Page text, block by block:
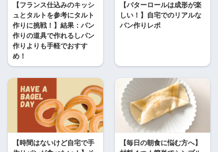
【フランス仕込みのキッシ
ュとタルトを参考にタルト
作りに挑戦！】結果：パン
作りの道具で作れるしパン
作りよりも手軽でおすす
め！
【バターロールは成形が楽
しい！】自宅でのリアルな
パン作りレポ
【時間はないけど自宅で手
【毎日の朝食に悩む方へ】